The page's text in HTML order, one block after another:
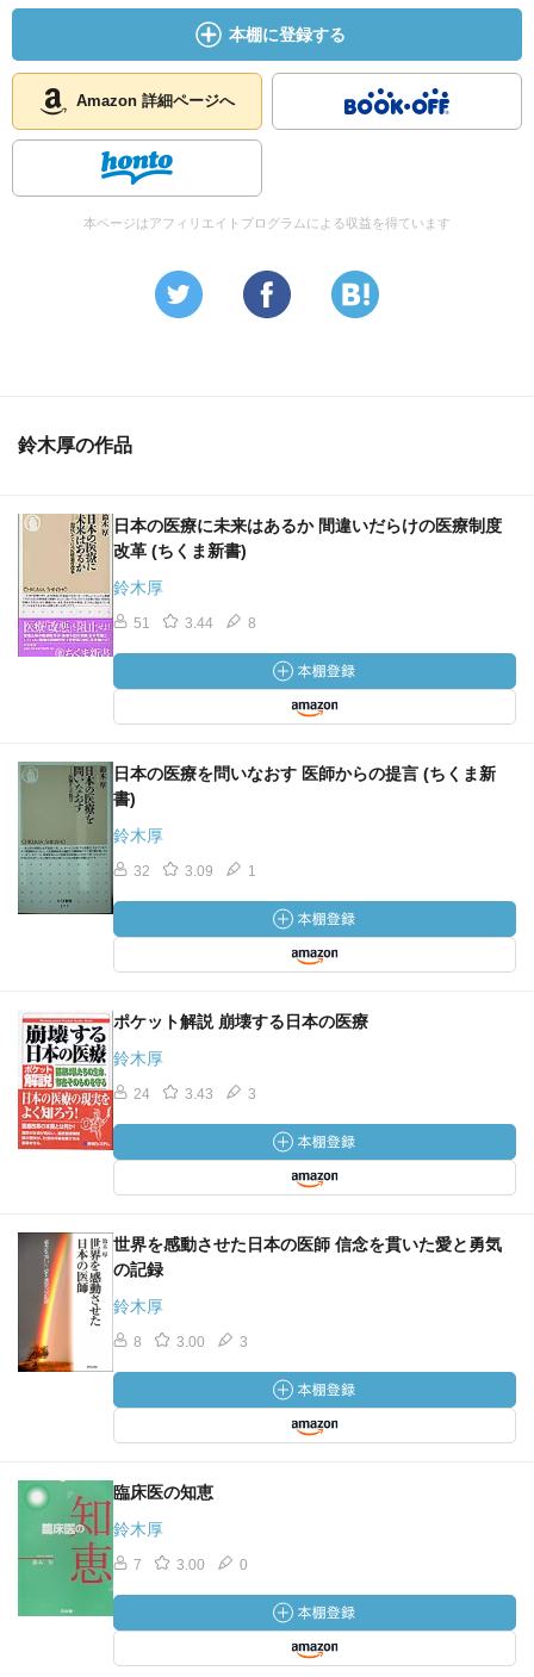
本棚に登録する
Amazon 詳細ページへ
本ページはアフィリエイトプログラムによる収益を得ています
鈴木厚の作品
日本の医療に未来はあるか 間違いだらけの医療制度
改革 (ちくま新書)
鈴木厚
51 3.44 8
日本の医療を問いなおす 医師からの提言 (ちくま新
書)
鈴木厚
32 3.09 1
ポケット解説 崩壊する日本の医療
鈴木厚
24 3.43 3
世界を感動させた日本の医師 信念を貫いた愛と勇気
の記録
鈴木厚
8 3.00 3
臨床医の知恵
鈴木厚
7 3.00 0